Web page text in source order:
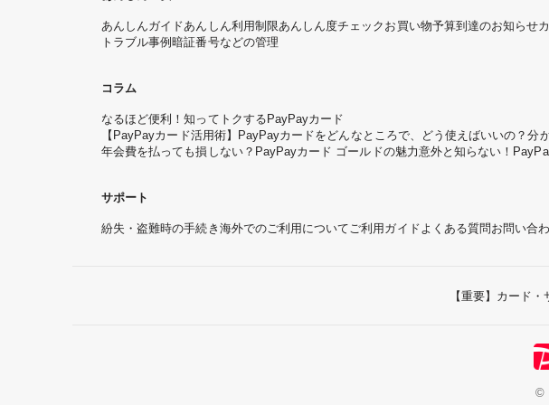
あんしんガイドあんしん利用制限あんしん度チェック お買い物予算到達のお知らせ
トラブル事例暗証番号などの管理
コラム
なるほど便利！知ってトクするPayPayカード
【PayPayカード活用術】PayPayカードをどんなところで、どう使えばいいの？分
年会費を払っても損しない？PayPayカード ゴールドの魅力意外と知らない！
サポート
紛失・盗難時の手続き 海外でのご利用についてご利用ガイドよくある質問お問い合
【重要】カード
©